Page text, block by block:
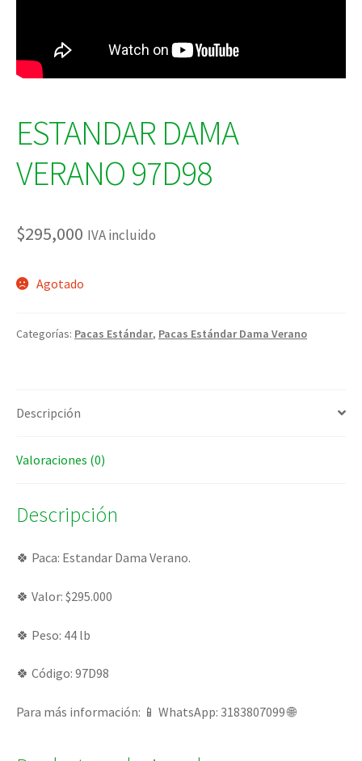
ESTANDAR DAMA
VERANO 97D98
$295,000 IVA incluido
Agotado
Categorías: Pacas Estándar, Pacas Estándar Dama Verano
Descripción
Valoraciones (0)
Descripción
🍀 Paca: Estandar Dama Verano.
🍀 Valor: $295.000
🍀 Peso: 44 lb
🍀 Código: 97D98
Para más información: 📱 WhatsApp: 3183807099 🌐